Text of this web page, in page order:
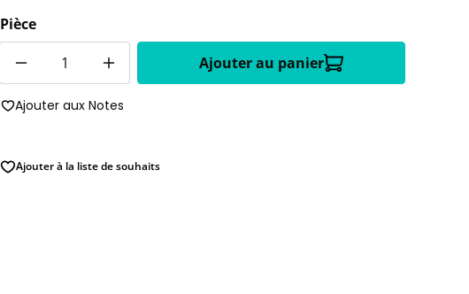
Pièce
Ajouter au panier
Ajouter aux Notes
Ajouter à la liste de souhaits